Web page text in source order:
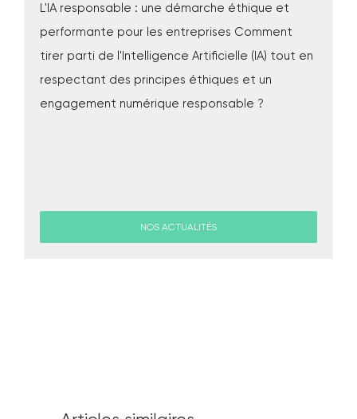
L'IA responsable : une démarche éthique et
performante pour les entreprises Comment
tirer parti de l'Intelligence Artificielle (IA) tout en
respectant des principes éthiques et un
engagement numérique responsable ?
NOS ACTUALITÉS